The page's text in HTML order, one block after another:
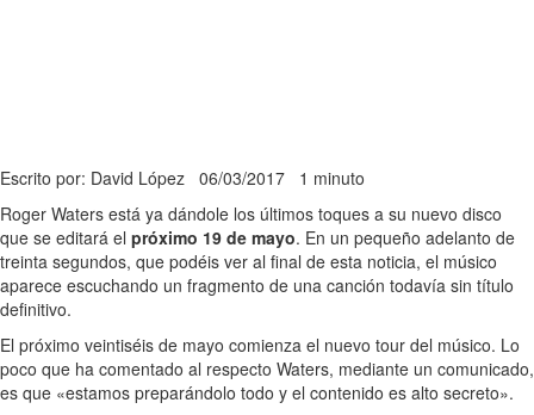
Escrito por: David López 06/03/2017 1 minuto
Roger Waters está ya dándole los últimos toques a su nuevo disco
que se editará el próximo 19 de mayo. En un pequeño adelanto de
treinta segundos, que podéis ver al final de esta noticia, el músico
aparece escuchando un fragmento de una canción todavía sin título
definitivo.
El próximo veintiséis de mayo comienza el nuevo tour del músico. Lo
poco que ha comentado al respecto Waters, mediante un comunicado,
es que «estamos preparándolo todo y el contenido es alto secreto».